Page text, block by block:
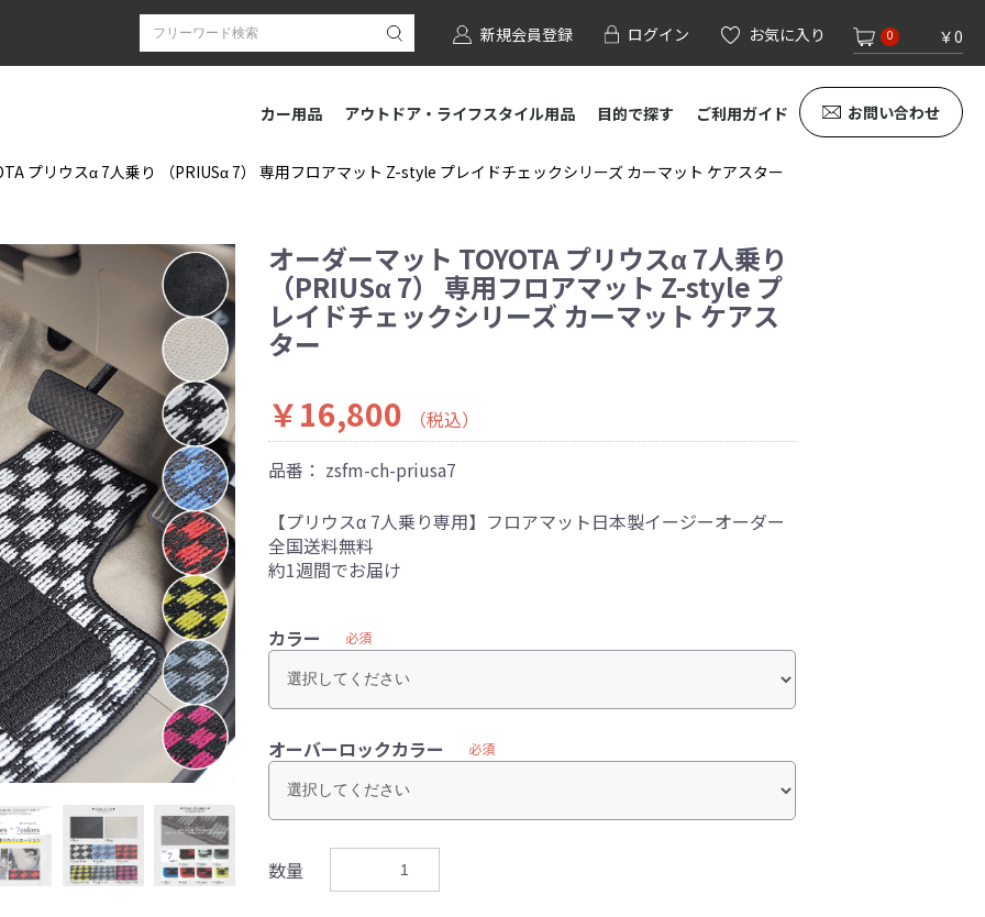
新規会員登録 ログイン お気に入り 0 ￥0
カー用品 アウトドア・ライフスタイル用品 目的で探す ご利用ガイド お問い合わせ
プリウスα 7人乗り （PRIUSα 7） 専用フロアマット Z-style プレイドチェックシリーズ カーマット ケアスター
オーダーマット TOYOTA プリウスα 7人乗り
（PRIUSα 7） 専用フロアマット Z-style プ
レイドチェックシリーズ カーマット ケアス
ター
￥16,800
（税込）
品番： zsfm-ch-priusa7
【プリウスα 7人乗り専用】フロアマット日本製イージーオーダー
全国送料無料
約1週間でお届け
カラー 必須
オーバーロックカラー 必須
数量